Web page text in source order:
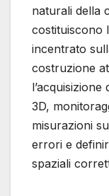
naturali della
costituiscono
incentrato
costruzione
l’acquisizione
3D,
misurazioni
errori e
spaziali